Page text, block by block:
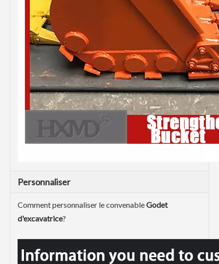
Personnaliser
Comment personnaliser le convenableGodet
d'excavatrice?